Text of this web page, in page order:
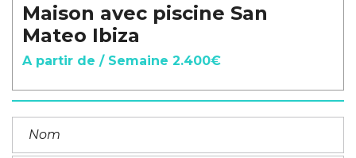
Maison avec piscine San
Mateo Ibiza
A partir de / Semaine 2.400€